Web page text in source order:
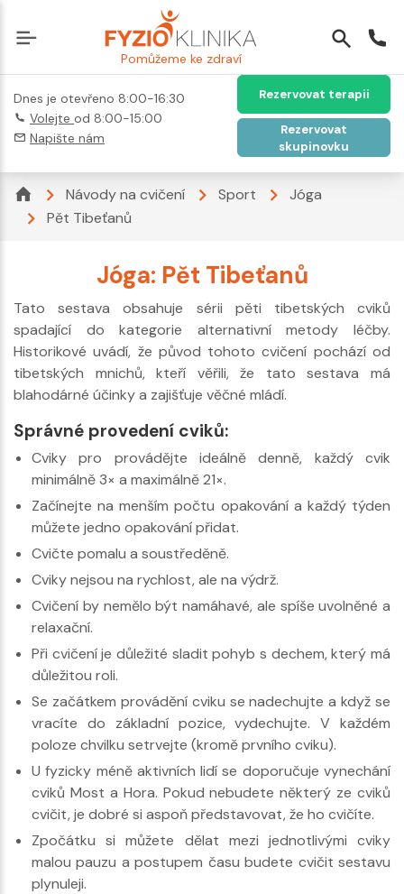
Pomůžeme ke zdraví
Dnes je otevřeno 8:00-16:30
Volejte od 8:00-15:00
Napište nám
Rezervovat terapii
Rezervovat
skupinovku
Návody na cvičení Sport
Jóga
Pět Tibeťanů
Jóga: Pět Tibeťanů
Tato sestava obsahuje sérii pěti tibetských cviků
spadající do kategorie alternativní metody léčby.
Historikové uvádí, že původ tohoto cvičení pochází od
tibetských mnichů, kteří věřili, že tato sestava má
blahodárné účinky a zajišťuje věčné mládí.
Správné provedení cviků:
Cviky pro provádějte ideálně denně, každý cvik
minimálně 3× a maximálně 21×.
Začínejte na menším počtu opakování a každý týden
můžete jedno opakování přidat.
Cvičte pomalu a soustředěně.
Cviky nejsou na rychlost, ale na výdrž.
Cvičení by nemělo být namáhavé, ale spíše uvolněné a
relaxační.
Při cvičení je důležité sladit pohyb s dechem, který má
důležitou roli.
Se začátkem provádění cviku se nadechujte a když se
vracíte do základní pozice, vydechujte. V každém
poloze chvilku setrvejte (kromě prvního cviku).
U fyzicky méně aktivních lidí se doporučuje vynechání
cviků Most a Hora. Pokud nebudete některý ze cviků
cvičit, je dobré si aspoň představovat, že ho cvičíte.
Zpočátku si můžete dělat mezi jednotlivými cviky
malou pauzu a postupem času budete cvičit sestavu
plynuleji.